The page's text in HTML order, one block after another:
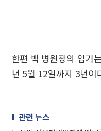
한편 백 병원장의 임기
년 5월 12일까지 3년이
관련 뉴스